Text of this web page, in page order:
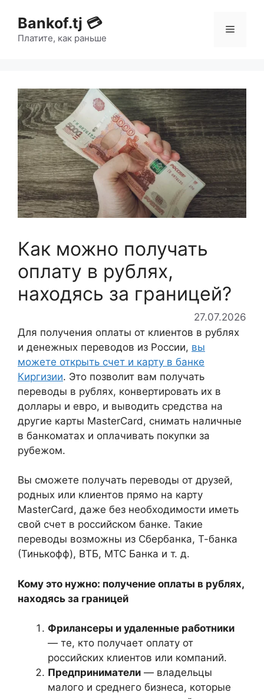
Bankof.tj 💳
Платите, как раньше
Как можно получать
оплату в рублях,
находясь за границей?
27.07.2026
Для получения оплаты от клиентов в рублях
и денежных переводов из России, вы
можете открыть счет и карту в банке
Киргизии. Это позволит вам получать
переводы в рублях, конвертировать их в
доллары и евро, и выводить средства на
другие карты MasterCard, снимать наличные
в банкоматах и оплачивать покупки за
рубежом.
Вы сможете получать переводы от друзей,
родных или клиентов прямо на карту
MasterCard, даже без необходимости иметь
свой счет в российском банке. Такие
переводы возможны из Сбербанка, Т-банка
(Тинькофф), ВТБ, МТС Банка и т. д.
Кому это нужно: получение оплаты в рублях,
находясь за границей
Фрилансеры и удаленные работники
— те, кто получает оплату от
российских клиентов или компаний.
Предприниматели — владельцы
малого и среднего бизнеса, которые